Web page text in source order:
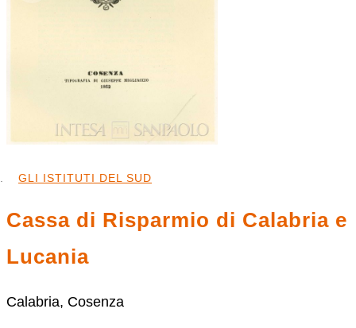
GLI ISTITUTI DEL SUD
Cassa di Risparmio di Calabria e
Lucania
Calabria, Cosenza